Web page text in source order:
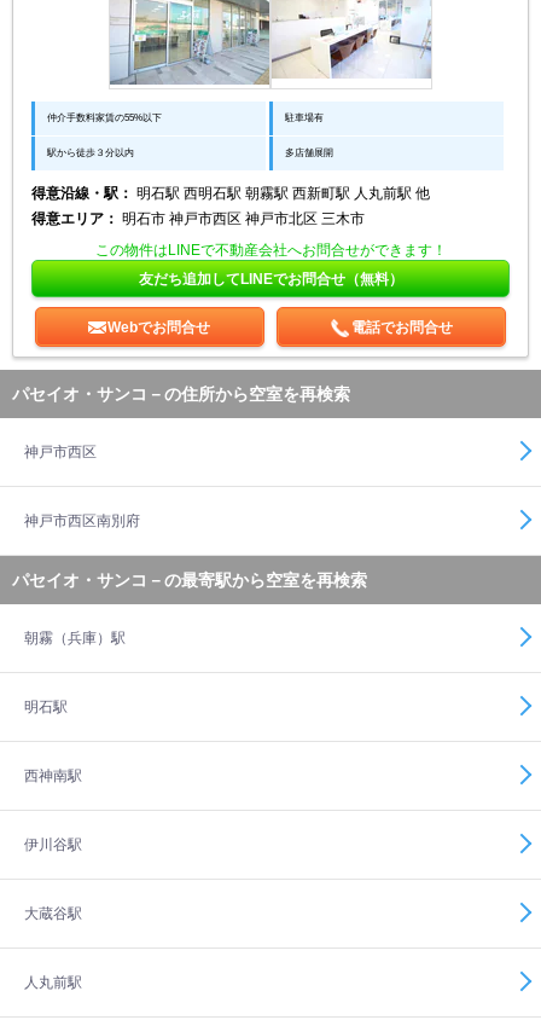
仲介手数料家賃の55%以下 駐車場有
駅から徒歩３分以内 多店舗展開
得意沿線・駅： 明石駅 西明石駅 朝霧駅 西新町駅 人丸前駅 他
得意エリア： 明石市 神戸市西区 神戸市北区 三木市
この物件はLINEで不動産会社へお問合せができます！
友だち追加してLINEでお問合せ（無料）
Webでお問合せ 電話でお問合せ
パセイオ・サンコ－の住所から空室を再検索
神戸市西区
神戸市西区南別府
パセイオ・サンコ－の最寄駅から空室を再検索
朝霧（兵庫）駅
明石駅
西神南駅
伊川谷駅
大蔵谷駅
人丸前駅